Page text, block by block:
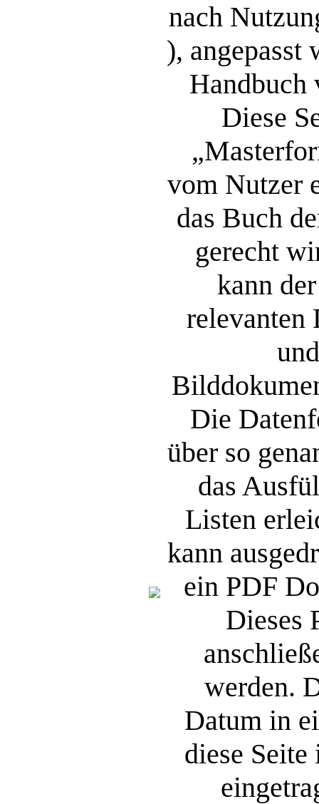
nach
), angepasst
Handbuch
Diese
vom Nutzer
das Buch
gerecht
kann
relevanten
Die
über so
das
Listen
kann
ein PDF
Dieses
werden.
Datum in
diese